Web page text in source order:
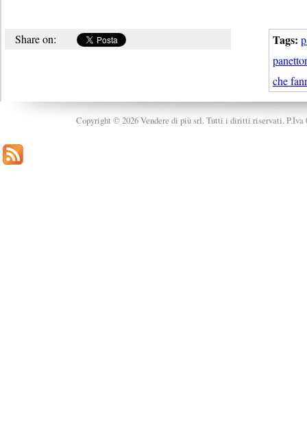
Tags:
che
Share on:
Copyright © 2026 Vendere di più srl. Tutti i diritti riservati. P.Iva